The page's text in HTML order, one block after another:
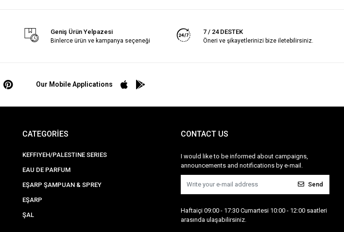
Geniş Ürün Yelpazesi
Binlerce ürün ve kampanya seçeneği
7 / 24 DESTEK
Öneri ve şikayetlerinizi bize iletebilirsiniz.
Our Mobile Applications
CATEGORİES
KEFFIYEH/PALESTINE SERIES
EAU DE PARFUM
EŞARP ŞAMPUAN & SPREY
EŞARP
ŞAL
CONTACT US
I would like to be informed about campaigns,
announcements and notifications by e-mail.
Send
Haftaiçi 09:00 - 17:30 Cumartesi 10:00 - 12:00 saatleri
arasında ulaşabilirsiniz.